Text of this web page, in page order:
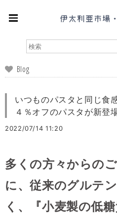
Blog
いつものパスタと同じ食
４％オフのパスタが新登
2022/07/14 11:20
多くの方々からの
に、従来のグルテ
く、『小麦製の低